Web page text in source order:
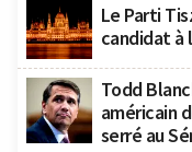
Le Parti
candidat à
Todd
américain
serré au